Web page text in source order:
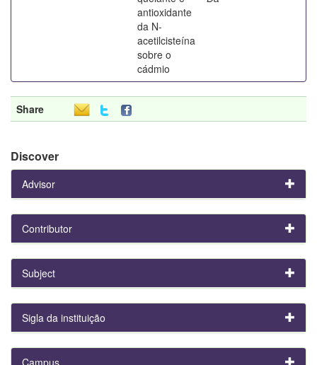
antioxidante
da N-
acetilcisteína
sobre o
cádmio
Share
Discover
Advisor
Contributor
Subject
Sigla da instituição
Campus